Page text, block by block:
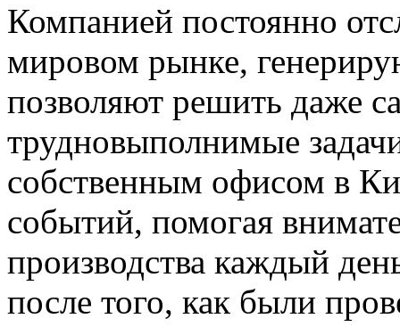
Компанией постоянно
мировом рынке,
позволяют решить даже
трудновыполнимые
собственным офисом в
событий, помогая
производства каждый
после того, как были